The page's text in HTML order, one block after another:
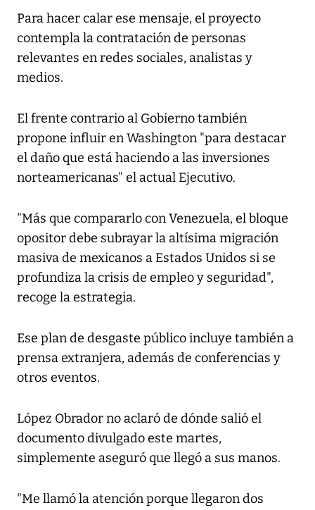
Para hacer calar ese mensaje, el proyecto
contempla la contratación de personas
relevantes en redes sociales, analistas y
medios.
El frente contrario al Gobierno también
propone influir en Washington "para destacar
el daño que está haciendo a las inversiones
norteamericanas" el actual Ejecutivo.
"Más que compararlo con Venezuela, el bloque
opositor debe subrayar la altísima migración
masiva de mexicanos a Estados Unidos si se
profundiza la crisis de empleo y seguridad",
recoge la estrategia.
Ese plan de desgaste público incluye también a
prensa extranjera, además de conferencias y
otros eventos.
López Obrador no aclaró de dónde salió el
documento divulgado este martes,
simplemente aseguró que llegó a sus manos.
"Me llamó la atención porque llegaron dos